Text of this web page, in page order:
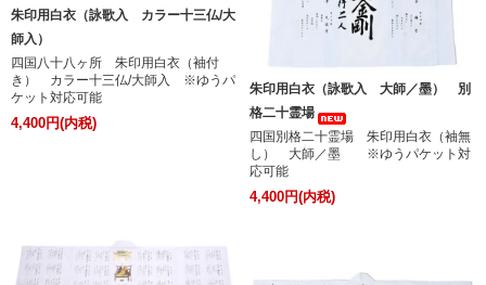
朱印用白衣（詠歌入 カラー十三仏/大
師入）
四国八十八ヶ所 朱印用白衣（袖付
き） カラー十三仏/大師入 ※ゆうパ
ケット対応可能
4,400円(内税)
朱印用白衣（詠歌入 大師／墨） 別
格二十霊場
四国別格二十霊場 朱印用白衣（袖無
し） 大師／墨 ※ゆうパケット対
応可能
4,400円(内税)